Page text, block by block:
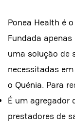
Ponea Health é
Fundada
uma solução de
necessitadas
o Quénia. Para
É um agregador
prestadores de